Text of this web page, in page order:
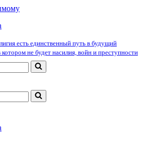
есть единственный путь в будущий
не будет насилия, войн и преступности